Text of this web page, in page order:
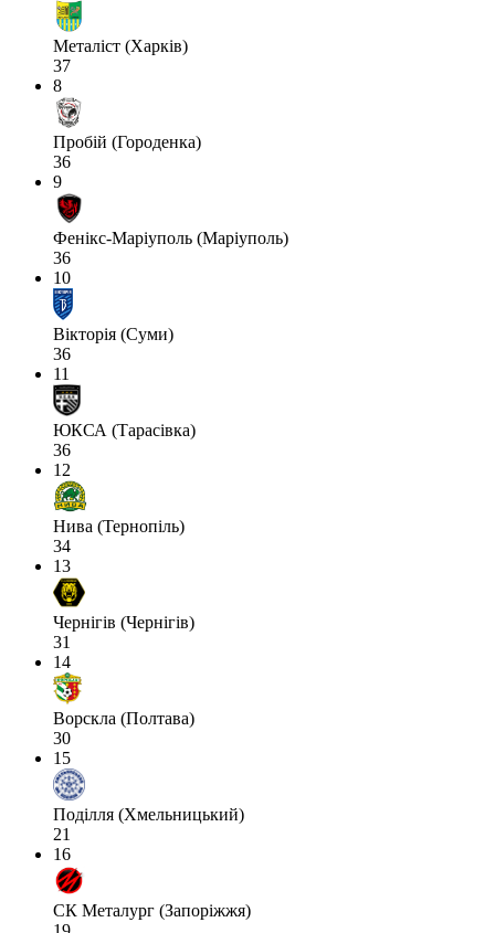
Металіст (Харків)
37
8
Пробій (Городенка)
36
9
Фенікс-Маріуполь (Маріуполь)
36
10
Вікторія (Суми)
36
11
ЮКСА (Тарасівка)
36
12
Нива (Тернопіль)
34
13
Чернігів (Чернігів)
31
14
Ворскла (Полтава)
30
15
Поділля (Хмельницький)
21
16
СК Металург (Запоріжжя)